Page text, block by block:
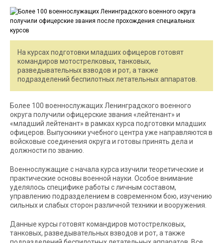
На курсах подготовки младших офицеров готовят
командиров мотострелковых, танковых,
разведывательных взводов и рот, а также
подразделений беспилотных летательных аппаратов.
Более 100 военнослужащих Ленинградского военного
округа получили офицерские звания «лейтенант» и
«младший лейтенант» в рамках курса подготовки младших
офицеров. Выпускники учебного центра уже направляются в
войсковые соединения округа и готовы принять дела и
должности по званию.
Военнослужащие с начала курса изучили теоретические и
практические основы военной науки. Особое внимание
уделялось специфике работы с личным составом,
управлению подразделением в современном бою, изучению
сильных и слабых сторон различной техники и вооружения.
Данные курсы готовят командиров мотострелковых,
танковых, разведывательных взводов и рот, а также